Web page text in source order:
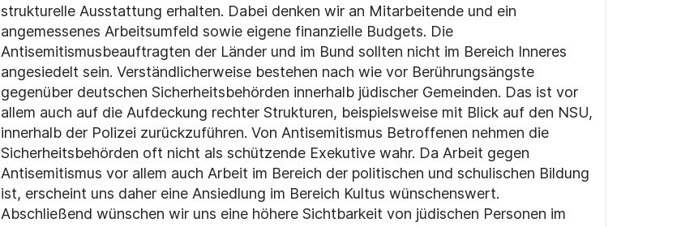
strukturelle Ausstattung erhalten. Dabei denken wir an Mitarbeitende und ein
angemessenes Arbeitsumfeld sowie eigene finanzielle Budgets. Die
Antisemitismusbeauftragten der Länder und im Bund sollten nicht im Bereich Inneres
angesiedelt sein. Verständlicherweise bestehen nach wie vor Berührungsängste
gegenüber deutschen Sicherheitsbehörden innerhalb jüdischer Gemeinden. Das ist vor
allem auch auf die Aufdeckung rechter Strukturen, beispielsweise mit Blick auf den NSU,
innerhalb der Polizei zurückzuführen. Von Antisemitismus Betroffenen nehmen die
Sicherheitsbehörden oft nicht als schützende Exekutive wahr. Da Arbeit gegen
Antisemitismus vor allem auch Arbeit im Bereich der politischen und schulischen Bildung
ist, erscheint uns daher eine Ansiedlung im Bereich Kultus wünschenswert.
Abschließend wünschen wir uns eine höhere Sichtbarkeit von jüdischen Personen im